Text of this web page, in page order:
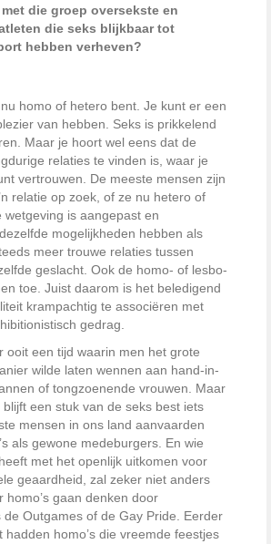
die groep oversekste en
die seks blijkbaar tot
hebben verheven?
homo of hetero bent. Je kunt er een
van hebben. Seks is prikkelend
Maar je hoort wel eens dat de
relaties te vinden is, waar je
vertrouwen. De meeste mensen zijn
relatie op zoek, of ze nu hetero of
wetgeving is aangepast en
mogelijkheden hebben als
meer trouwe relaties tussen
geslacht. Ook de homo- of lesbo-
toe. Juist daarom is het beledigend
krampachtig te associëren met
gedrag.
ooit een tijd waarin men het grote
wilde laten wennen aan hand-in-
of tongzoenende vrouwen. Maar
blijft een stuk van de seks best iets
mensen in ons land aanvaarden
als gewone medeburgers. En wie
met het openlijk uitkomen voor
geaardheid, zal zeker niet anders
homo’s gaan denken door
de Outgames of de Gay Pride. Eerder
hadden homo’s die vreemde feestjes